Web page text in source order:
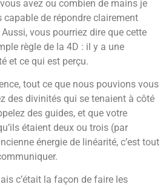
avez ou combien de mains je
capable de répondre clairement
vous pourriez dire que cette
règle de la 4D : il y a une
et ce qui est perçu.
tout ce que nous pouvions vous
des divinités qui se tenaient à côté
des guides, et que votre
étaient deux ou trois (par
énergie de linéarité, c’est tout
c’était la façon de faire les